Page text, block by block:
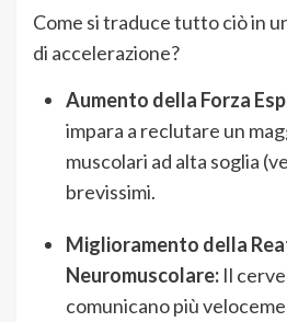
Come si traduce tutto ciò in
di accelerazione?
Aumento della Forza
impara a reclutare un
muscolari ad alta soglia
brevissimi.
Miglioramento della
Neuromuscolare: Il
comunicano più